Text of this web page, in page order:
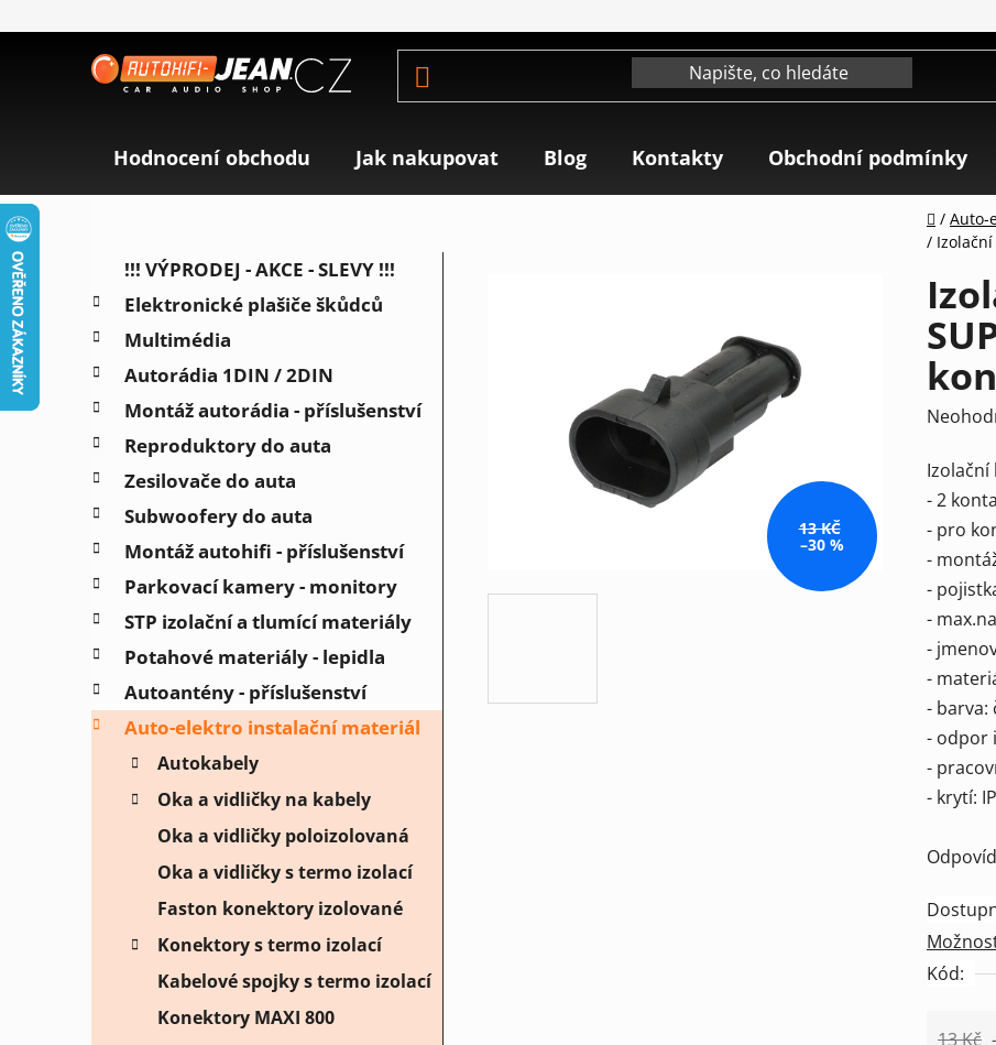
na
Hodnocení obchodu Jak nakupovat Blog Kontakty Obchodní podmínky
Domů
/ Auto-
/ Izolační
o
t
r
a
n
n
í
p
a
n
e
l
Přeskočit
t
e
g
o
r
i
e
!!! VÝPRODEJ - AKCE - SLEVY !!!
Elektronické plašiče škůdců
Multimédia
Autorádia 1DIN / 2DIN
Montáž autorádia - příslušenství
Reproduktory do auta
Zesilovače do auta
Subwoofery do auta
Montáž autohifi - příslušenství
Parkovací kamery - monitory
STP izolační a tlumící materiály
Potahové materiály - lepidla
Autoantény - příslušenství
Auto-elektro instalační materiál
Autokabely
Oka a vidličky na kabely
Oka a vidličky poloizolovaná
Oka a vidličky s termo izolací
Faston konektory izolované
Konektory s termo izolací
Kabelové spojky s termo izolací
Konektory MAXI 800
je
0,0
z
5
Izolační
- 2
- pro
-
-
-
-
-
- barva:
- odpor
-
- krytí:
Kód:
13 Kč
13 KČ
–30 %